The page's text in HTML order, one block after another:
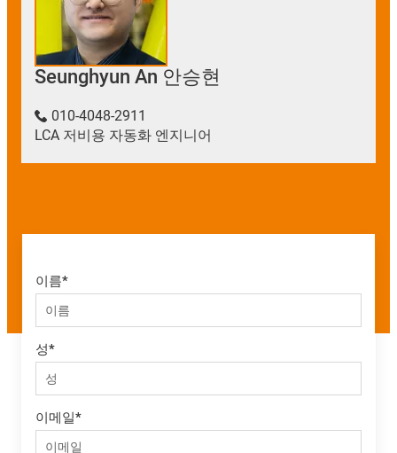
Seunghyun An 안승현
010-4048-2911
LCA 저비용 자동화 엔지니어
이름*
성*
이메일*